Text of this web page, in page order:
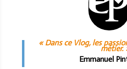
« Dans ce Vlog, les
métier.
Emmanuel